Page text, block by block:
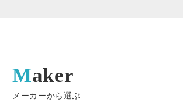
Maker
メーカーから選ぶ